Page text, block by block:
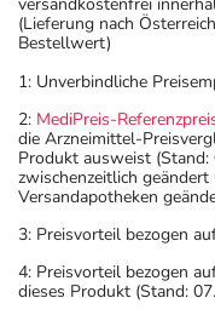
(Lieferung nach
Bestellwert)
1: Unverbindliche
2: MediPreis-
die Arzneimittel-
Produkt ausweist (Stand:
zwischenzeitlich
Versandapotheken
3: Preisvorteil bezogen
4: Preisvorteil bezogen
dieses Produkt (Stand: